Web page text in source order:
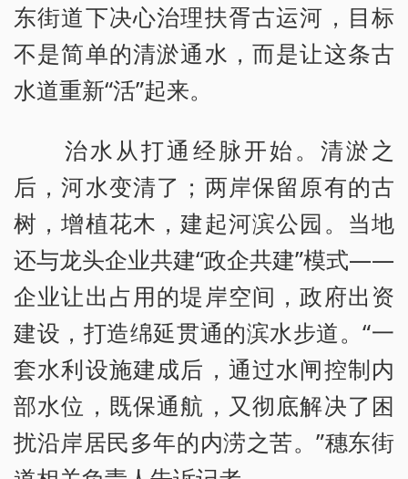
东街道下决心治理扶胥古运河，目标
不是简单的清淤通水，而是让这条古
水道重新“活”起来。
治水从打通经脉开始。清淤之
后，河水变清了；两岸保留原有的古
树，增植花木，建起河滨公园。当地
还与龙头企业共建“政企共建”模式——
企业让出占用的堤岸空间，政府出资
建设，打造绵延贯通的滨水步道。“一
套水利设施建成后，通过水闸控制内
部水位，既保通航，又彻底解决了困
扰沿岸居民多年的内涝之苦。”穗东街